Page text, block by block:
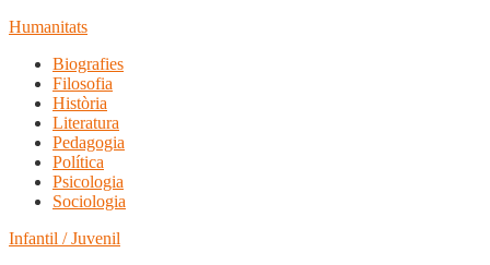
Humanitats
Biografies
Filosofia
Història
Literatura
Pedagogia
Política
Psicologia
Sociologia
Infantil / Juvenil